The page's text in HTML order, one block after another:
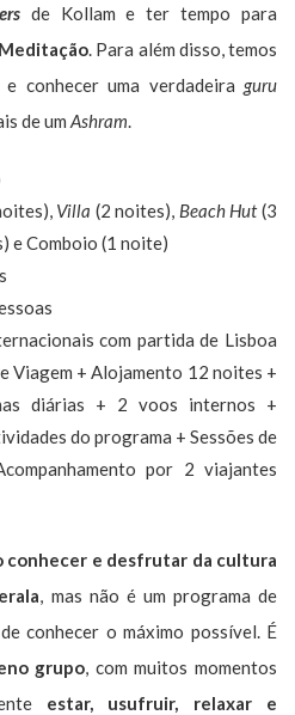
de Kollam e ter tempo para
. Para além disso, temos
conhecer uma verdadeira guru
de um Ashram.
Villa (2 noites), Beach Hut(3
e Comboio (1 noite)
com partida de Lisboa
Viagem + Alojamento 12 noites +
diárias + 2 voos internos +
do programa + Sessões de
por 2 viajantes
conhecer e desfrutar da cultura
, mas não é um programa de
conhecer o máximo possível. É
grupo, com muitos momentos
estar, usufruir, relaxar e